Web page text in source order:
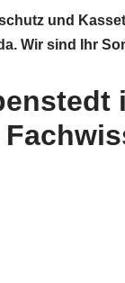
und
Wir sind Ihr